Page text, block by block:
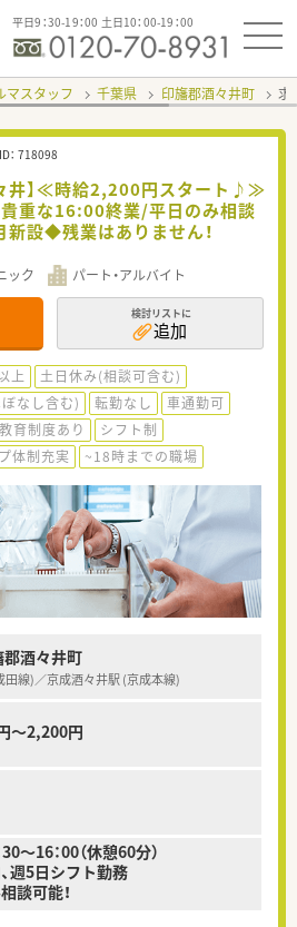
平日9：30-19：00 土日10：00-19：00
マスタッフ 千葉県 印旛郡酒々井町 求
： 718098
井】≪時給2,200円スタート♪≫
重な16:00終業/平日のみ相談
設◆残業はありません！
ック パート・アルバイト
検討リストに
追加
上
土日休み(相談可含む)
なし含む) 転勤なし
車通勤可
教育制度あり
シフト制
体制充実 ~18時までの職場
酒々井町
田線)／京成酒々井駅 (京成本線)
～2,200円
～16：00（休憩60分）
週5日シフト勤務
談可能！